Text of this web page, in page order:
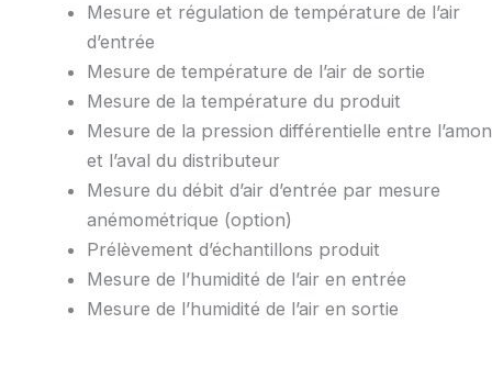
Mesure et régulation de température de l’air
d’entrée
Mesure de température de l’air de sortie
Mesure de la température du produit
Mesure de la pression différentielle entre
et l’aval du distributeur
Mesure du débit d’air d’entrée par mesure
anémométrique (option)
Prélèvement d’échantillons produit
Mesure de l’humidité de l’air en entrée
Mesure de l’humidité de l’air en sortie